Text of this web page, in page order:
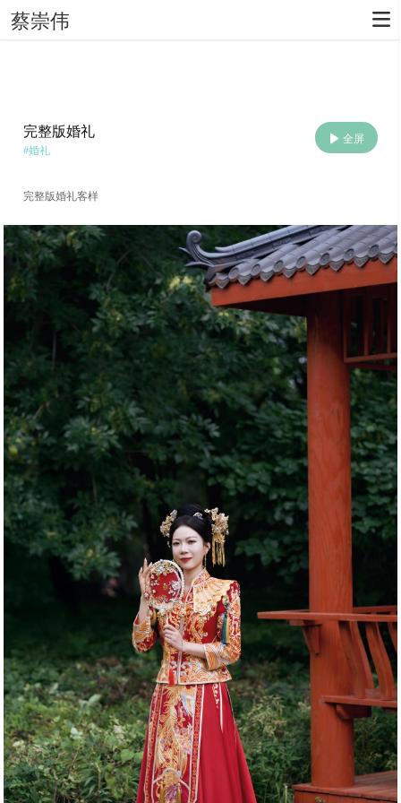
蔡崇伟
全屏
完整版婚礼
#婚礼
完整版婚礼客样